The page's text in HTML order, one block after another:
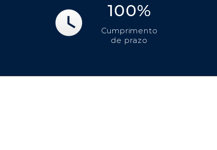
100%
Cumprimento
de prazo